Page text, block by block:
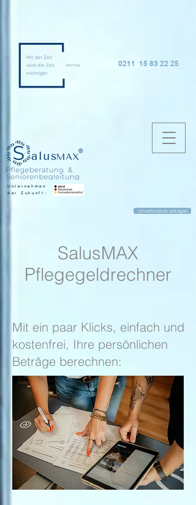
0211 15 83 22 25
Unternehmen
der Zukunft:
Unverbindlich anfragen
SalusMAX
Pflegegeldrechner
Mit ein paar Klicks, einfach und
kostenfrei, Ihre persönlichen
Beträge berechnen: